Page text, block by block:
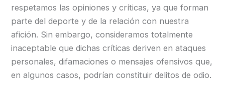
respetamos las opiniones y críticas, ya que forman
parte del deporte y de la relación con nuestra
afición. Sin embargo, consideramos totalmente
inaceptable que dichas críticas deriven en ataques
personales, difamaciones o mensajes ofensivos que,
en algunos casos, podrían constituir delitos de odio.